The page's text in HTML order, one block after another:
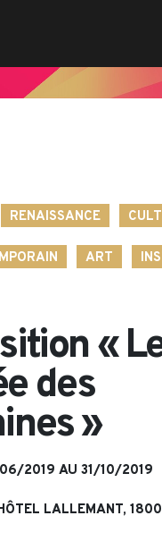
champs de la page
?>
RENAISSANCE
ART
«
des
»
2019 AU 31/10/2019
LALLEMANT,